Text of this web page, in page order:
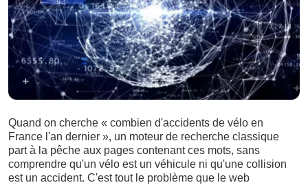
Quand on cherche « combien d'accidents de vélo en
France l'an dernier », un moteur de recherche classique
part à la pêche aux pages contenant ces mots, sans
comprendre qu'un vélo est un véhicule ni qu'une collision
est un accident. C'est tout le problème que le web